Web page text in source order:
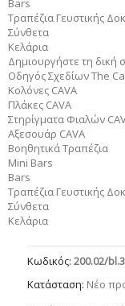
Bars
Τραπέζια Γευστικής
Σύνθετα
Κελάρια
Δημιουργήστε τη δική
Οδηγός Σχεδίων The
Κολόνες CAVA
Πλάκες CAVA
Στηρίγματα Φιαλών
Αξεσουάρ CAVA
Βοηθητικά Τραπέζια
Mini Bars
Bars
Τραπέζια Γευστικής
Σύνθετα
Κελάρια
> The CAVA
CAVA | Wine Rack Bar
Red Gala
Κωδικός: 200.02/
Κατάσταση: Νέο